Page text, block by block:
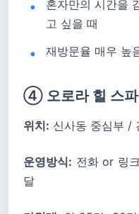
혼자만의 시간을
고 싶을 때
재방문율 매우 높
④ 오로라 힐 스파
위치: 신사동 중심부 /
운영방식: 전화 or 링
달